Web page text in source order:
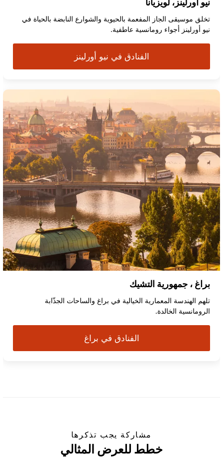
نيو أورلينز، لويزيانا
تخلق موسيقى الجاز المفعمة بالحيوية والشوارع النابضة بالحياة في
نيو أورلينز أجواء رومانسية عاطفية.
الفنادق في نيو أورلينز
براغ ، جمهورية التشيك
تلهم الهندسة المعمارية الخيالية في براغ والساحات الجذّابة
الرومانسية الخالدة.
الفنادق في براغ
مشاركة يجب تذكرها
خطط للعرض المثالي